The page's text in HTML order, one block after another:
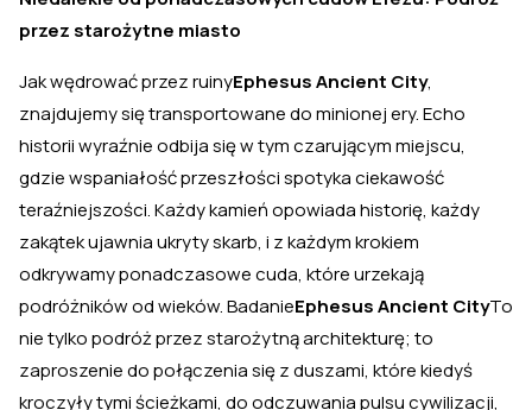
przez starożytne miasto
Jak wędrować przez ruinyEphesus Ancient City,
znajdujemy się transportowane do minionej ery. Echo
historii wyraźnie odbija się w tym czarującym miejscu,
gdzie wspaniałość przeszłości spotyka ciekawość
teraźniejszości. Każdy kamień opowiada historię, każdy
zakątek ujawnia ukryty skarb, i z każdym krokiem
odkrywamy ponadczasowe cuda, które urzekają
podróżników od wieków. BadanieEphesus Ancient CityTo
nie tylko podróż przez starożytną architekturę; to
zaproszenie do połączenia się z duszami, które kiedyś
kroczyły tymi ścieżkami, do odczuwania pulsu cywilizacji,